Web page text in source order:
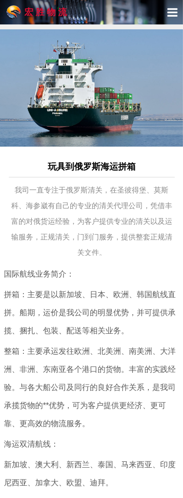
宏 胜 物 流
物
联
玩具到俄罗斯海运拼箱
我司一直专注于俄罗斯清关，在圣彼得堡、莫斯
科、海参崴有自己的专业的清关代理公司，凭借丰
富的对俄货运经验，为客户提供专业的清关以及运
输服务，正规清关，门到门服务，提供整套正规清
关文件。
国际航线业务简介：
拼箱：主要是以新加坡、日本、欧洲、韩国航线直
拼。船期，运价是我公司的明显优势，并可提供承
揽、捆扎、包装、配送等相关业务。
整箱：主要承运发往欧洲、北美洲、南美洲、大洋
洲、非洲、东南亚各个港口的货物。丰富的实践经
验。与各大船公司及同行的良好合作关系，是我司
承揽货物的**优势，可为客户提供更经济、更可
靠、更高效的物流服务。
海运双清航线：
新加坡、澳大利、新西兰、泰国、马来西亚、印度
尼西亚、加拿大、欧盟、迪拜。